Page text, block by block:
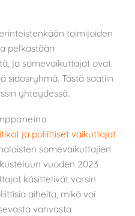
toimijoiden
pelkästään
ja somevaikuttajat ovat
sidosryhmä. Tästä saatiin
yhteydessä.
ja poliittiset vaikuttajat
somevaikuttajien
vuoden 2023
käsittelivät varsin
aiheita, mikä voi
vahvasta